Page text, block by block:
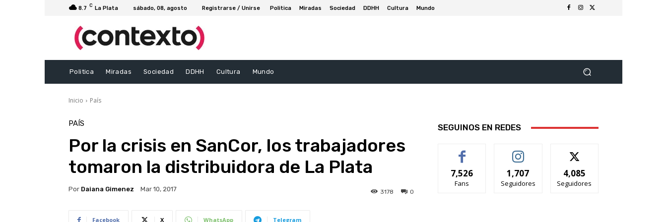
8.7 C La Plata sábado, 08, agosto Registrarse / Unirse Politica Miradas Sociedad DDHH Cultura Mundo
Politica Miradas Sociedad DDHH Cultura Mundo
Inicio País
PAÍS
Por la crisis en SanCor, los trabajadores
tomaron la distribuidora de La Plata
Por Daiana Gimenez Mar 10, 2017 0
3178
Facebook X WhatsApp Telegram
SEGUINOS EN REDES
7,526
Fans
1,707
Seguidores
4,085
Seguidores